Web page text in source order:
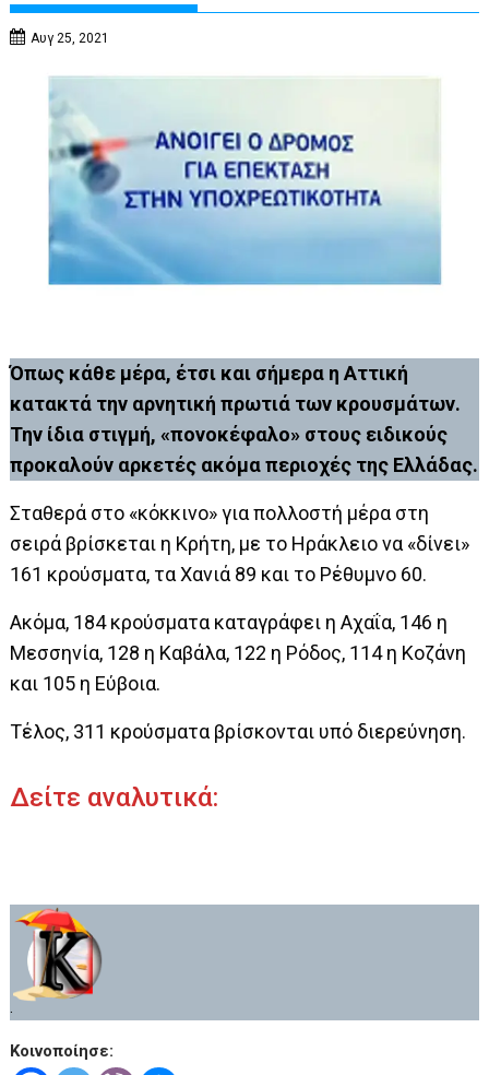
Αυγ 25, 2021
Όπως κάθε μέρα, έτσι και σήμερα η Αττική
κατακτά την αρνητική πρωτιά των κρουσμάτων.
Την ίδια στιγμή, «πονοκέφαλο» στους ειδικούς
προκαλούν αρκετές ακόμα περιοχές της Ελλάδας.
Σταθερά στο «κόκκινο» για πολλοστή μέρα στη
σειρά βρίσκεται η Κρήτη, με το Ηράκλειο να «δίνει»
161 κρούσματα, τα Χανιά 89 και το Ρέθυμνο 60.
Ακόμα, 184 κρούσματα καταγράφει η Αχαΐα, 146 η
Μεσσηνία, 128 η Καβάλα, 122 η Ρόδος, 114 η Κοζάνη
και 105 η Εύβοια.
Τέλος, 311 κρούσματα βρίσκονται υπό διερεύνηση.
Δείτε αναλυτικά:
.
Κοινοποίησε: